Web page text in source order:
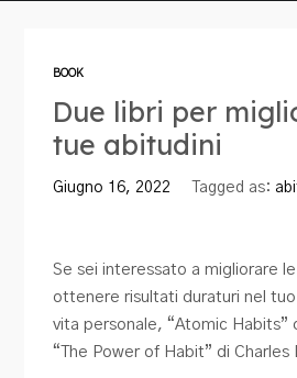
Book Club
BOOK
Due libri per
tue abitudini
Giugno 16, 2022 Tagged as:
Se sei interessato a migliorare
ottenere risultati duraturi nel
vita personale, “Atomic Habits”
“The Power of Habit” di